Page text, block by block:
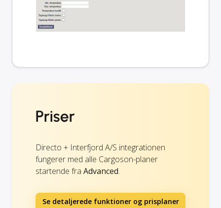
Priser
Directo + Interfjord A/S integrationen
fungerer med alle Cargoson-planer
startende fra Advanced.
Se detaljerede funktioner og prisplaner